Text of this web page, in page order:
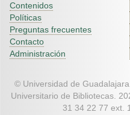
Contenidos
Políticas
Preguntas frecuentes
Contacto
Administración
© Universidad de
Universitario de Bibliotecas.
31 34 22 77 ext.